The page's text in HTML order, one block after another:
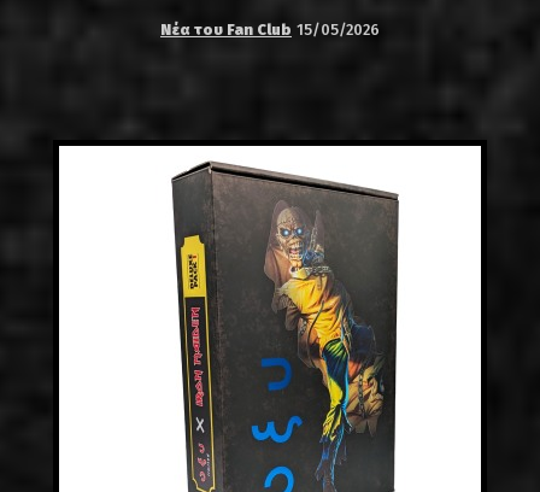
Νέα του Fan Club 15/05/2026